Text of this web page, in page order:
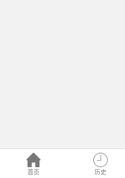
首页 历史